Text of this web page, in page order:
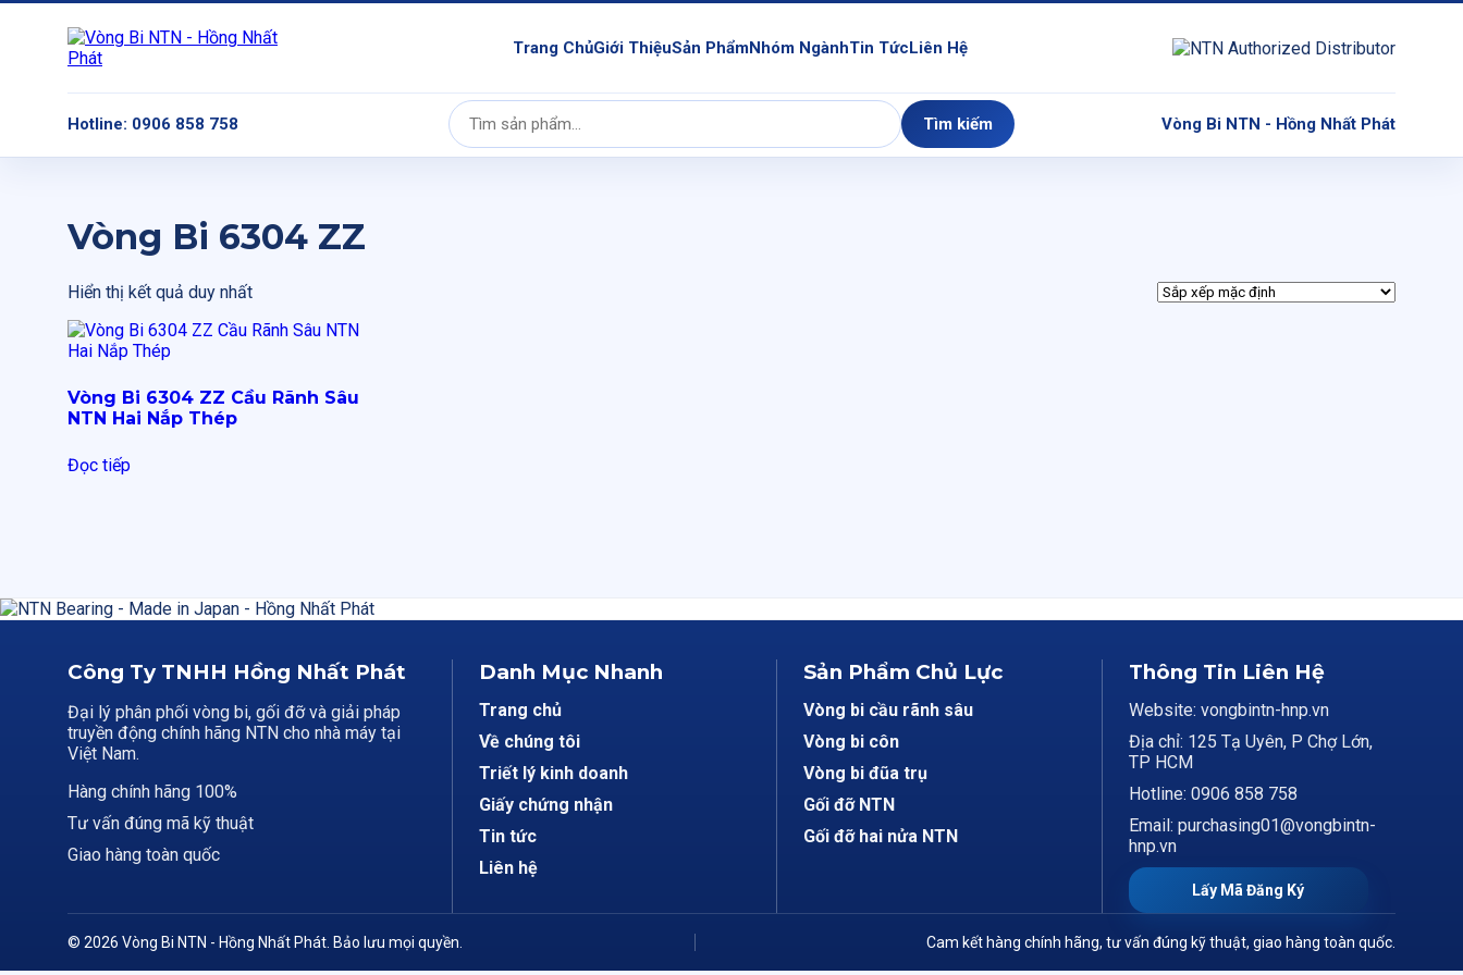
Trang ChủGiới ThiệuSản PhẩmNhóm NgànhTin TứcLiên Hệ
Hotline: 0906 858 758
Tìm
kiếm:
Tìm kiếm Vòng Bi NTN - Hồng Nhất Phát
Vòng Bi 6304 ZZ
Hiển thị kết quả duy nhất
Vòng Bi 6304 ZZ Cầu Rãnh Sâu
NTN Hai Nắp Thép
Đọc tiếp
Công Ty TNHH Hồng Nhất Phát
Đại lý phân phối vòng bi, gối đỡ và giải pháp
truyền động chính hãng NTN cho nhà máy tại
Việt Nam.
Hàng chính hãng 100%
Tư vấn đúng mã kỹ thuật
Giao hàng toàn quốc
Danh Mục Nhanh
Trang chủ
Về chúng tôi
Triết lý kinh doanh
Giấy chứng nhận
Tin tức
Liên hệ
Sản Phẩm Chủ Lực
Vòng bi cầu rãnh sâu
Vòng bi côn
Vòng bi đũa trụ
Gối đỡ NTN
Gối đỡ hai nửa NTN
Thông Tin Liên Hệ
Website: vongbintn-hnp.vn
Địa chỉ: 125 Tạ Uyên, P Chợ Lớn,
TP HCM
Hotline: 0906 858 758
Email: purchasing01@vongbintn-
hnp.vn
Lấy Mã Đăng Ký
© 2026 Vòng Bi NTN - Hồng Nhất Phát. Bảo lưu mọi quyền. Cam kết hàng chính hãng, tư vấn đúng kỹ thuật, giao hàng toàn quốc.